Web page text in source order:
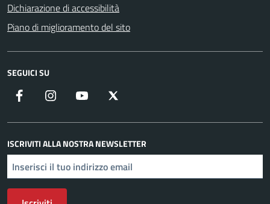
Dichiarazione di accessibilità
Piano di miglioramento del sito
SEGUICI SU
Facebook Instagram YouTube
ISCRIVITI ALLA NOSTRA NEWSLETTER